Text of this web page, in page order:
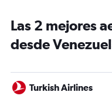
Las 2 mejores
desde
Turkish Airlines